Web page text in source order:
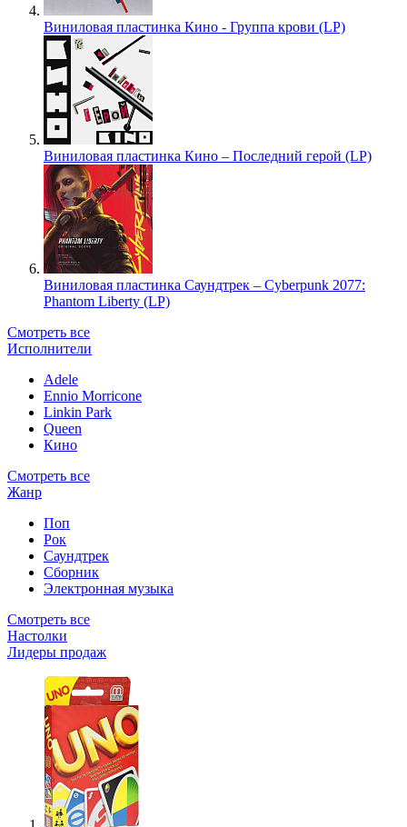
Виниловая пластинка Кино - Группа крови (LP)
Виниловая пластинка Кино – Последний герой (LP)
Виниловая пластинка Саундтрек – Cyberpunk 2077:
Phantom Liberty (LP)
Смотреть все
Исполнители
Adele
Ennio Morricone
Linkin Park
Queen
Кино
Смотреть все
Жанр
Поп
Рок
Саундтрек
Сборник
Электронная музыка
Смотреть все
Настолки
Лидеры продаж